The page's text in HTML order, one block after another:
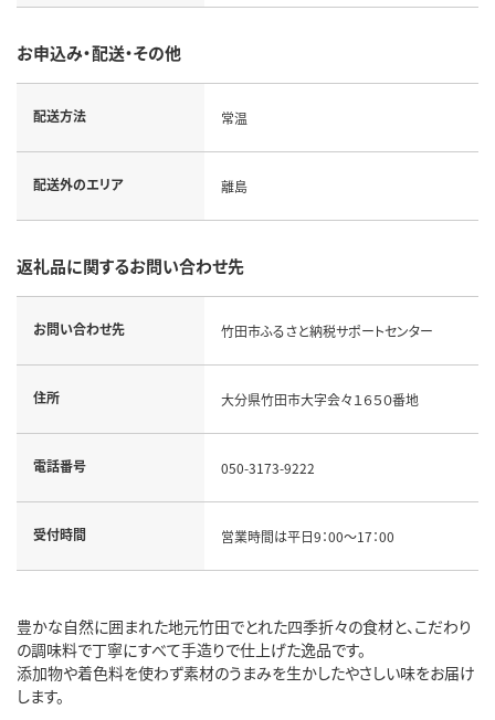
お申込み・配送・その他
配送方法 常温
配送外のエリア 離島
返礼品に関するお問い合わせ先
お問い合わせ先 竹田市ふるさと納税サポートセンター
住所 大分県竹田市大字会々１６５０番地
電話番号 050-3173-9222
受付時間 営業時間は平日9：00～17：00
豊かな自然に囲まれた地元竹田でとれた四季折々の食材と、こだわり
の調味料で丁寧にすべて手造りで仕上げた逸品です。
添加物や着色料を使わず素材のうまみを生かしたやさしい味をお届け
します。